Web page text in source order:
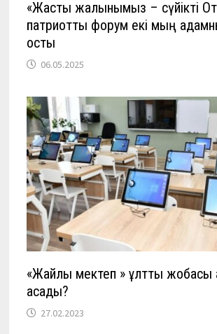
«Жастық жалынымыз – сүйікті
патриоттық форум екі мың
қосты
06.05.2025
«Жайлы мектеп » ұлттық жобасы
асады?
27.02.2023